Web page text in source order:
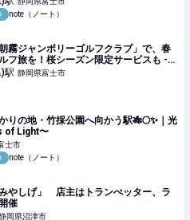
note（ノート）
霧ジャンボリーゴルフクラブ」で、春
フ旅を！桜シーズン限定サービスも -
)駅 静岡県富士市
りの地・竹採公園へ向かう駅🎋🌕✨｜光
of Light〜
士市
note（ノート）
やしげ」 店主はトランぺッター、ラ
催
岡県沼津市